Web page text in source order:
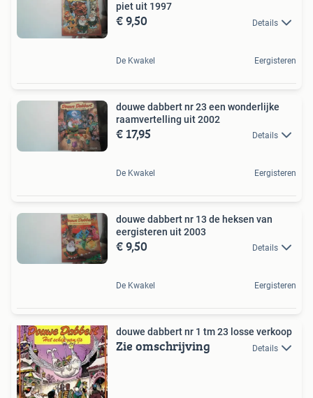
piet uit 1997
€ 9,50 Details
De Kwakel Eergisteren
douwe dabbert nr 23 een wonderlijke
raamvertelling uit 2002
€ 17,95 Details
De Kwakel Eergisteren
douwe dabbert nr 13 de heksen van
eergisteren uit 2003
€ 9,50 Details
De Kwakel Eergisteren
douwe dabbert nr 1 tm 23 losse verkoop
Zie omschrijving Details